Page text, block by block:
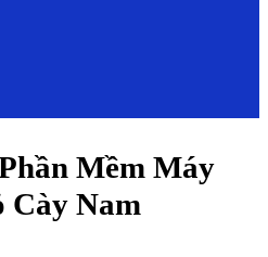
Mềm Máy
Cày Nam